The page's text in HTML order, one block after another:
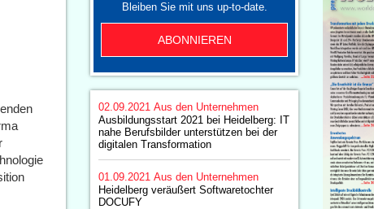
Bleiben Sie mit uns up-to-date.
ABONNIEREN
02.09.2021 Aus den Unternehmen
Ausbildungsstart 2021 bei Heidelberg: IT
nahe Berufsbilder unterstützen bei der
digitalen Transformation
01.09.2021 Aus den Unternehmen
Heidelberg veräußert Softwaretochter
DOCUFY